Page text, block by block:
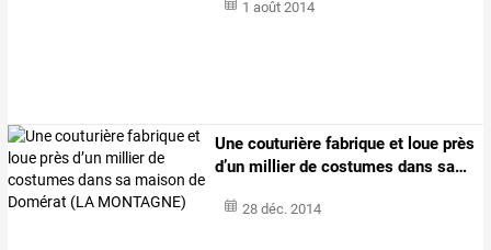
1 août 2014
Une couturière fabrique et loue près
d’un millierde costumes dans sa…
28 déc. 2014